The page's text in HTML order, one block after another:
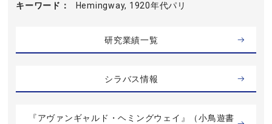
キーワード
Hemingway, 1920年代パリ
研究業績一覧
シラバス情報
『アヴァンギャルド・ヘミングウェイ』（小鳥遊書